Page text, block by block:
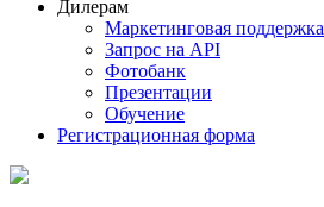
Дилерам
Маркетинговая поддержка
Запрос на API
Фотобанк
Презентации
Обучение
Регистрационная форма